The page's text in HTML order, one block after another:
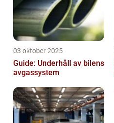
03 oktober 2025
Guide: Underhåll av bilens
avgassystem